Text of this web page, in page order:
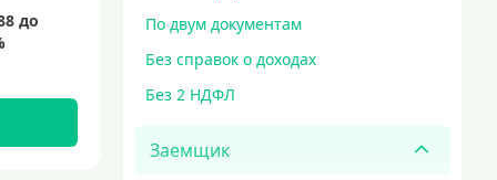
По двум документам
Без справок о доходах
Без 2 НДФЛ
Заемщик